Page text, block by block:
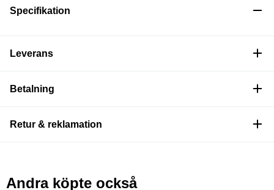
Specifikation
Leverans
Betalning
Retur & reklamation
Andra köpte också